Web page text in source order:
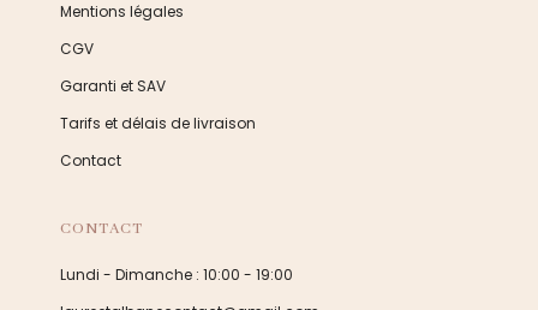
Mentions légales
CGV
Garanti et SAV
Tarifs et délais de livraison
Contact
CONTACT
Lundi - Dimanche : 10:00 - 19:00